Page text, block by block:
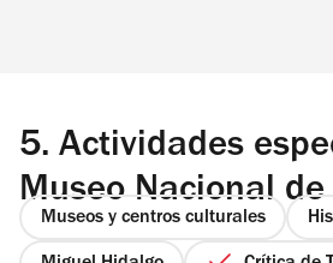
5. Actividades
Museo Nacional
Museos y centros culturales